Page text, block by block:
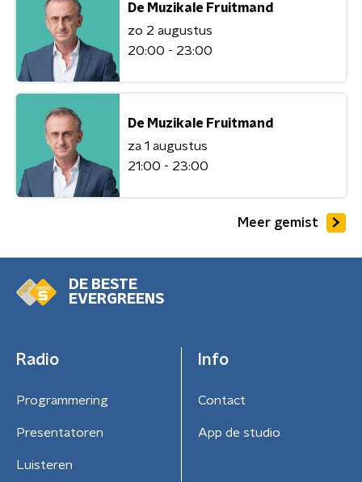
De Muzikale Fruitmand
zo 2 augustus
20:00 - 23:00
De Muzikale Fruitmand
za 1 augustus
21:00 - 23:00
Meer gemist
DE BESTE
EVERGREENS
Radio
Programmering
Presentatoren
Luisteren
Info
Contact
App de studio